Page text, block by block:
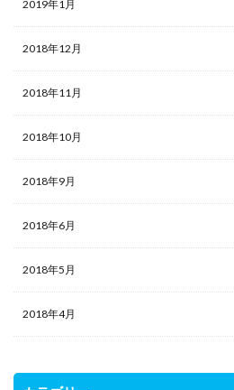
2019年1月
2018年12月
2018年11月
2018年10月
2018年9月
2018年6月
2018年5月
2018年4月